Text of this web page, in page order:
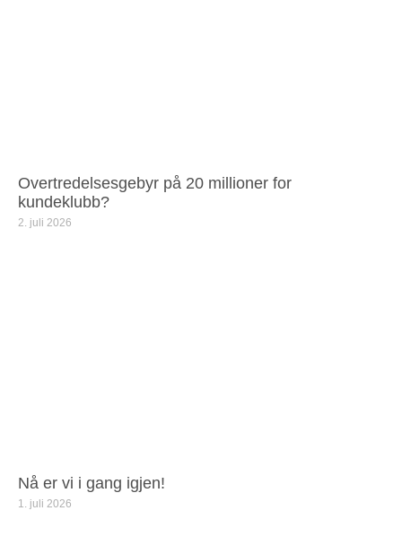
Overtredelsesgebyr på 20 millioner for
kundeklubb?
2. juli 2026
Nå er vi i gang igjen!
1. juli 2026